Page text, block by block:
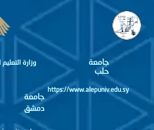
جامعة
https://www.alepuniv.edu.sy
جامعة
دمشق
وزارة التعليم